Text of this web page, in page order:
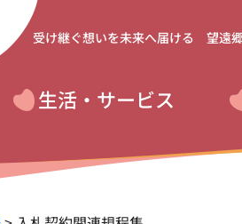
受け継ぐ想いを未来へ届ける 望遠
生活・サービス